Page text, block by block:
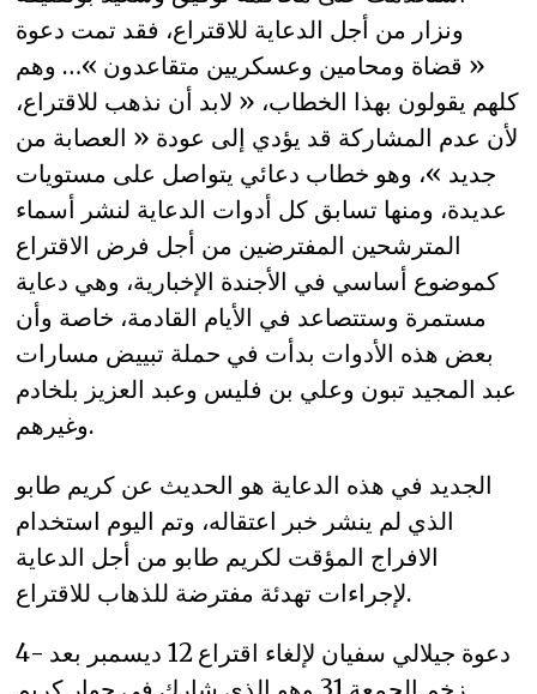
ونزار من أجل الدعاية للاقتراع، فقد تمت دعوة
« قضاة ومحامين وعسكريين متقاعدون »… وهم
كلهم يقولون بهذا الخطاب، « لابد أن نذهب للاقتراع،
لأن عدم المشاركة قد يؤدي إلى عودة « العصابة من
جديد »، وهو خطاب دعائي يتواصل على مستويات
عديدة، ومنها تسابق كل أدوات الدعاية لنشر أسماء
المترشحين المفترضين من أجل فرض الاقتراع
كموضوع أساسي في الأجندة الإخبارية، وهي دعاية
مستمرة وستتصاعد في الأيام القادمة، خاصة وأن
بعض هذه الأدوات بدأت في حملة تبييض مسارات
عبد المجيد تبون وعلي بن فليس وعبد العزيز بلخادم
وغيرهم.
الجديد في هذه الدعاية هو الحديث عن كريم طابو
الذي لم ينشر خبر اعتقاله، وتم اليوم استخدام
الافراج المؤقت لكريم طابو من أجل الدعاية
لإجراءات تهدئة مفترضة للذهاب للاقتراع.
4- دعوة جيلالي سفيان لإلغاء اقتراع 12 ديسمبر بعد